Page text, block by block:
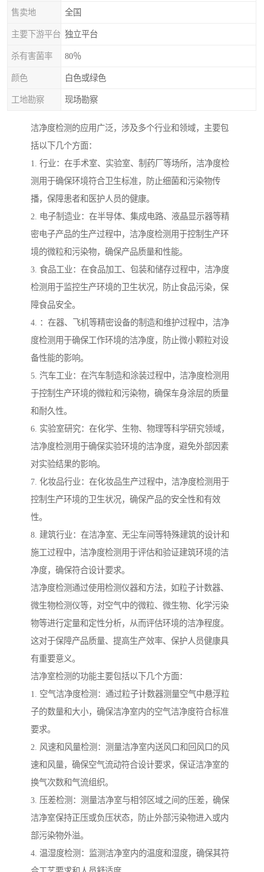
售卖地 全国
主要下游平台 独立平台
杀有害菌率 80％
颜色 白色或绿色
工地勘察 现场勘察
洁净度检测的应用广泛，涉及多个行业和领域，主要包
括以下几个方面：
1. 行业：在手术室、实验室、制药厂等场所，洁净度检
测用于确保环境符合卫生标准，防止细菌和污染物传
播，保障患者和医护人员的健康。
2. 电子制造业：在半导体、集成电路、液晶显示器等精
密电子产品的生产过程中，洁净度检测用于控制生产环
境的微粒和污染物，确保产品质量和性能。
3. 食品工业：在食品加工、包装和储存过程中，洁净度
检测用于监控生产环境的卫生状况，防止食品污染，保
障食品安全。
4. ：在器、飞机等精密设备的制造和维护过程中，洁净
度检测用于确保工作环境的洁净度，防止微小颗粒对设
备性能的影响。
5. 汽车工业：在汽车制造和涂装过程中，洁净度检测用
于控制生产环境的微粒和污染物，确保车身涂层的质量
和耐久性。
6. 实验室研究：在化学、生物、物理等科学研究领域，
洁净度检测用于确保实验环境的洁净度，避免外部因素
对实验结果的影响。
7. 化妆品行业：在化妆品生产过程中，洁净度检测用于
控制生产环境的卫生状况，确保产品的安全性和有效
性。
8. 建筑行业：在洁净室、无尘车间等特殊建筑的设计和
施工过程中，洁净度检测用于评估和验证建筑环境的洁
净度，确保符合设计要求。
洁净度检测通过使用检测仪器和方法，如粒子计数器、
微生物检测仪等，对空气中的微粒、微生物、化学污染
物等进行定量和定性分析，从而评估环境的洁净程度。
这对于保障产品质量、提高生产效率、保护人员健康具
有重要意义。
洁净室检测的功能主要包括以下几个方面：
1. 空气洁净度检测：通过粒子计数器测量空气中悬浮粒
子的数量和大小，确保洁净室内的空气洁净度符合标准
要求。
2. 风速和风量检测：测量洁净室内送风口和回风口的风
速和风量，确保空气流动符合设计要求，保证洁净室的
换气次数和气流组织。
3. 压差检测：测量洁净室与相邻区域之间的压差，确保
洁净室保持正压或负压状态，防止外部污染物进入或内
部污染物外溢。
4. 温湿度检测：监测洁净室内的温度和湿度，确保其符